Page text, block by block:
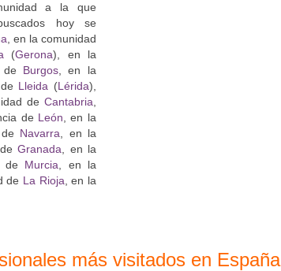
a la que
hoy se
, en la comunidad
(Gerona), en la
de Burgos , en la
Lleida (Lérida),
de Cantabria
de León , en la
Navarra , en la
deGranada , en la
de Murcia , en la
de La Rioja , en la
más visitados en España